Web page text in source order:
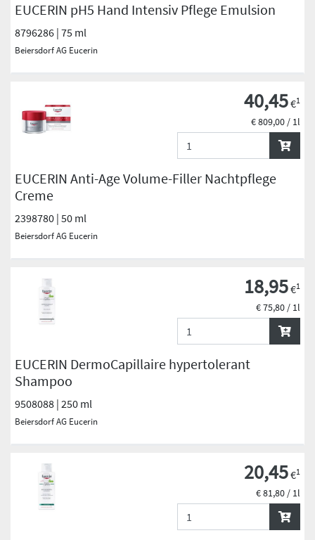
EUCERIN pH5 Hand Intensiv Pflege Emulsion
8796286 | 75 ml
Beiersdorf AG Eucerin
EUCERIN Anti-Age Volume-Filler Nachtpflege
Creme
2398780 | 50 ml
Beiersdorf AG Eucerin
40,45€1
€ 809,00 / 1l
EUCERIN DermoCapillaire hypertolerant
Shampoo
9508088 | 250 ml
Beiersdorf AG Eucerin
18,95€1
€ 75,80 / 1l
20,45€1
€ 81,80 / 1l